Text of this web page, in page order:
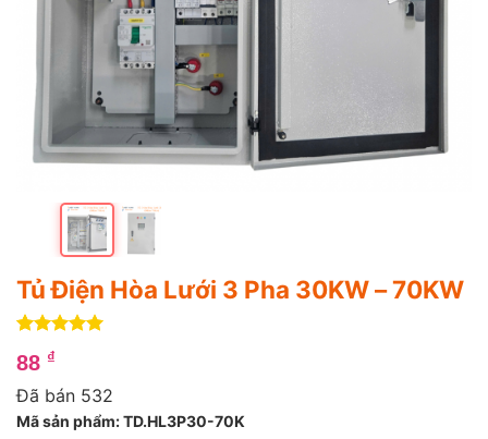
Tủ Điện Hòa Lưới 3 Pha 30KW – 70KW
trên 5
dựa trên
88 ₫
Đã bán 532
Mã sản phẩm: TD.HL3P30-70K